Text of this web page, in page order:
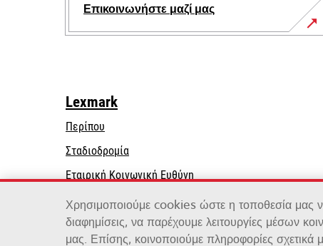
Επικοινωνήστε μαζί μας
Lexmark
Περίπου
Σταδιοδρομία
Εταιρική Κοινωνική Ευθύνη
a
new
tab
Βιωσιμότητα
Χρησιμοποιούμε cookies ώστε η τοποθεσία μας
διαφημίσεις, να παρέχουμε λειτουργίες μέσων
μας. Επίσης, κοινοποιούμε πληροφορίες